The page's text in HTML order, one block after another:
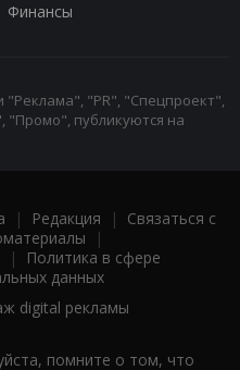
Финансы
"PR", "Спецпроект",
"Промо", публикуются на
| Редакция | Связаться с
|
|
Политика в сфере
данных
digital рекламы
помните о том, что